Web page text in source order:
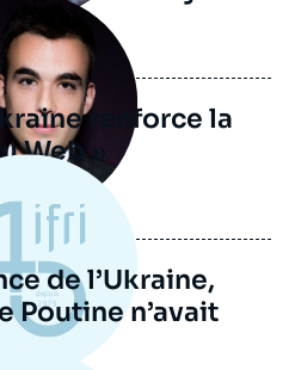
renforce la
Web »
de l’Ukraine,
Poutine n’avait